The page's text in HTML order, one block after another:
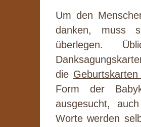
Um den
danken, muss
überlegen.
die
Form der
ausgesucht,
Worte werden